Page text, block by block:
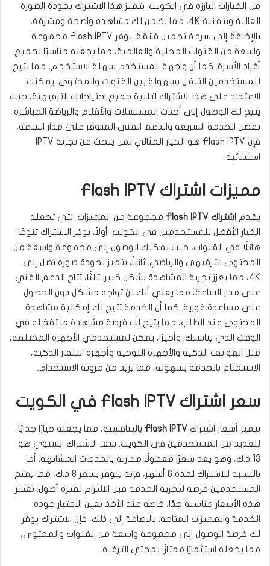
من الخيارات البارزة في الكويت. يتميز هذا الاشتراك بجودة الصورة
العالية وبتقنية 4K، مما يضمن لك مشاهدة واضحة ومشرقة،
بالإضافة إلى سرعة تحميل فائقة. يوفر Flash IPTV مجموعة
واسعة من القنوات المحلية والعالمية، مما يجعله مناسبًا لجميع
أفراد الأسرة. كما أن واجهة المستخدم سهلة الاستخدام، مما يتيح
للمستخدمين التنقل بسهولة بين القنوات والمحتوى. يمكنك
الاعتماد على هذا الاشتراك لتلبية جميع احتياجاتك الترفيهية، حيث
يتيح لك الوصول إلى أحدث المسلسلات والأفلام والرياضة المباشرة.
بفضل الخدمة السريعة والدعم الفني المتوفر على مدار الساعة،
فإن Flash IPTV هو الخيار المثالي لمن يبحث عن تجربة IPTV
استثنائية.
مميزات اشتراك Flash IPTV
يقدم اشتراك Flash IPTV
مجموعة من المميزات التي تجعله
الخيار الأفضل للمستخدمين في الكويت. أولاً، يوفر الاشتراك تنوعًا
هائلًا في القنوات، حيث يمكنك الوصول إلى مجموعة واسعة من
المحتوى الترفيهي والرياضي. ثانياً، يتميز بجودة صورة تصل إلى
4K، مما يعزز تجربة المشاهدة بشكل كبير. ثالثًا، يُتاح الدعم الفني
على مدار الساعة، مما يعني أنك لن تواجه مشاكل دون الحصول
على مساعدة فورية. كما أن الخدمة تتيح لك إمكانية مشاهدة
المحتوى عند الطلب، مما يتيح لك فرصة مشاهدة ما تفضله في
الوقت الذي يناسبك. وأخيرًا، يمكن لمستخدمي الأجهزة المختلفة،
مثل الهواتف الذكية والأجهزة اللوحية وأجهزة التلفاز الذكية،
الاستمتاع بالخدمة بسهولة، مما يزيد من مرونة الاستخدام.
سعر اشتراك Flash IPTV في الكويت
تتميز أسعار اشتراك Flash IPTV بالتنافسية، مما يجعله خيارًا جذابًا
للعديد من المستخدمين في الكويت. سعر الاشتراك السنوي هو
13 د.ك، وهو يعد سعرًا معقولًا مقارنة بالخدمات المشابهة. أما
بالنسبة للاشتراك لمدة 6 أشهر، فإنه يتوفر بسعر 8 د.ك، مما يمنح
المستخدمين فرصة لتجربة الخدمة قبل الالتزام لفترة أطول. تعتبر
هذه الأسعار مناسبة جدًا، خاصة عند الأخذ بعين الاعتبار جودة
الخدمة والمميزات المتاحة. بالإضافة إلى ذلك، فإن الاشتراك يوفر
لك فرصة الوصول إلى مجموعة واسعة من القنوات والمحتوى،
مما يجعله استثمارًا ممتازًا لمحبّي الترفيه.